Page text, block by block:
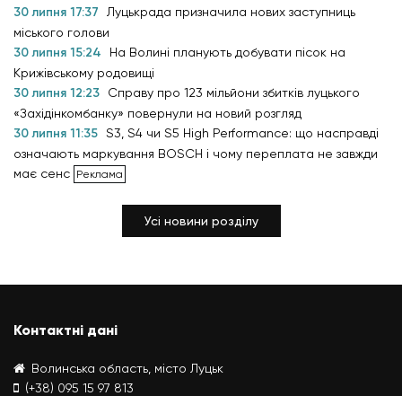
30 липня 17:37
Луцькрада призначила нових заступниць
міського голови
30 липня 15:24
На Волині планують добувати пісок на
Крижівському родовищі
30 липня 12:23
Справу про 123 мільйони збитків луцького
«Західінкомбанку» повернули на новий розгляд
30 липня 11:35 S3, S4 чи S5 High Performance: що насправді
означають маркування BOSCH і чому переплата не завжди
має сенс
Усі новини розділу
Контактні дані
Волинська область, місто Луцьк
(+38) 095 15 97 813